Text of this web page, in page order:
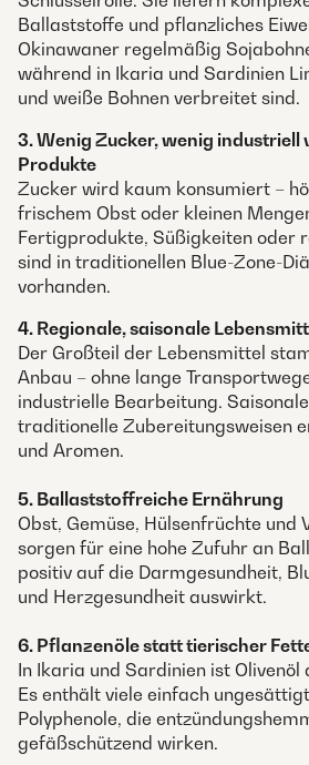
Ballaststoffe und pflanzliches
Okinawaner regelmäßig
während in Ikaria und Sardinien
und weiße Bohnen verbreitet sind.
3. Wenig Zucker, wenig industriell
Produkte
Zucker wird kaum konsumiert –
frischem Obst oder kleinen
Fertigprodukte, Süßigkeiten oder
sind in traditionellen Blue-Zone-
vorhanden.
4. Regionale, saisonale
Der Großteil der Lebensmittel
Anbau – ohne lange
industrielle Bearbeitung.
traditionelle Zubereitungsweisen
und Aromen.
5. Ballaststoffreiche Ernährung
Obst, Gemüse, Hülsenfrüchte und
sorgen für eine hohe Zufuhr an
positiv auf die Darmgesundheit,
und Herzgesundheit auswirkt.
6. Pflanzenöle statt tierischer
In Ikaria und Sardinien ist
Es enthält viele einfach
Polyphenole, die
gefäßschützend wirken.